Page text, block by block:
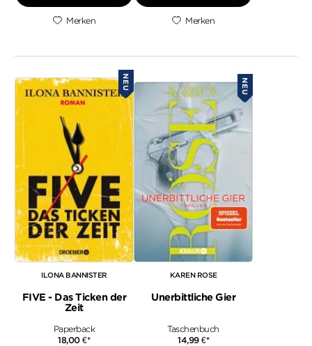
Merken Merken
NEU
ILONA BANNISTER
FIVE - Das Ticken der
Zeit
Paperback
18,00€*
NEU
KAREN ROSE
Unerbittliche Gier
Taschenbuch
14,99€*